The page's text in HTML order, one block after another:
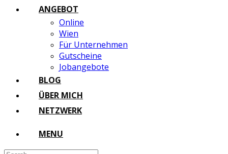
ANGEBOT
Online
Wien
Für Unternehmen
Gutscheine
Jobangebote
BLOG
ÜBER MICH
NETZWERK
MENU